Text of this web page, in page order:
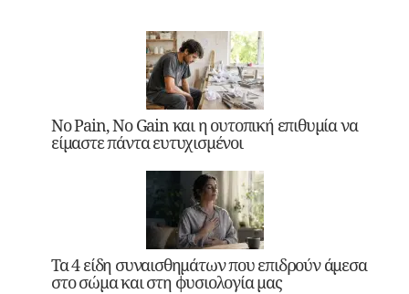
No Pain, No Gain και η ουτοπική επιθυμία να
είμαστε πάντα ευτυχισμένοι
Τα 4 είδη συναισθημάτων που επιδρούν άμεσα
στο σώμα και στη φυσιολογία μας